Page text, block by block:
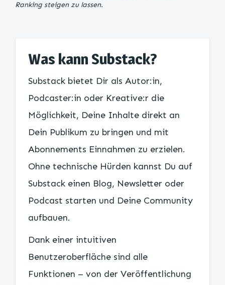
Ranking steigen zu lassen.
Was kann Substack?
Substack bietet Dir als Autor:in,
Podcaster:in oder Kreative:r die
Möglichkeit, Deine Inhalte direkt an
Dein Publikum zu bringen und mit
Abonnements Einnahmen zu erzielen.
Ohne technische Hürden kannst Du auf
Substack einen Blog, Newsletter oder
Podcast starten und Deine Community
aufbauen.
Dank einer intuitiven
Benutzeroberfläche sind alle
Funktionen – von der Veröffentlichung